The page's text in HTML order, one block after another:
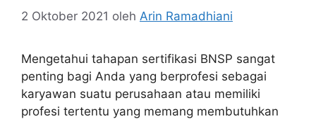
2 Oktober 2021 oleh Arin Ramadhiani
Mengetahui tahapan sertifikasi BNSP sangat
penting bagi Anda yang berprofesi sebagai
karyawan suatu perusahaan atau memiliki
profesi tertentu yang memang membutuhkan